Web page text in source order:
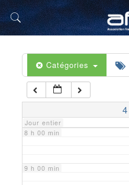
Catégories
4
Jour entier
5 h 00 min
6 h 00 min
7 h 00 min
8 h 00 min
9 h 00 min